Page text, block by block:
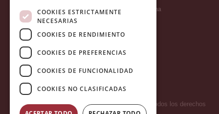
Carrer del Duc, 12 - 08002 Barcelona
Copyright 2026 © LA HORMIGA DE ORO S.L. - Todos los derechos
COOKIES ESTRICTAMENTE
NECESARIAS
COOKIES DE RENDIMIENTO
COOKIES DE PREFERENCIAS
COOKIES DE FUNCIONALIDAD
COOKIES NO CLASIFICADAS